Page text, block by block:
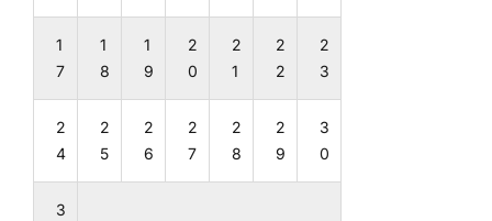
1
7
1
8
1
9
2
0
2
1
2
2
2
3
2
4
2
5
2
6
2
7
2
8
2
9
3
0
3